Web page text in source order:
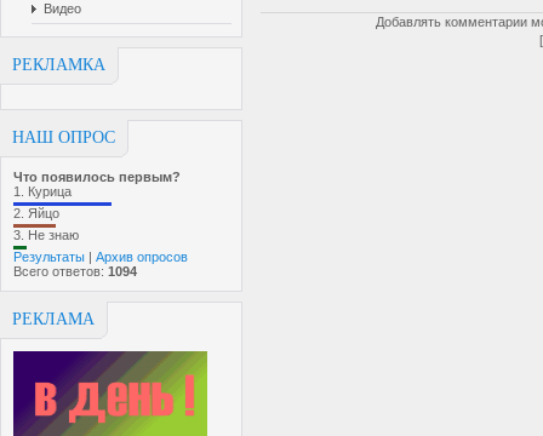
Видео
РЕКЛАМКА
НАШ ОПРОС
Что появилось первым?
1. Курица
2. Яйцо
3. Не знаю
Результаты | Архив опросов
Всего ответов: 1094
РЕКЛАМА
Добавлять комментарии